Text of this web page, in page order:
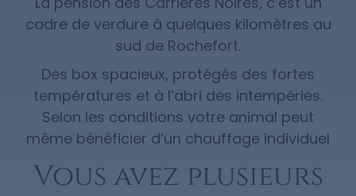
cadre de verdure à quelques kilomètres au
sud de Rochefort.
Des box spacieux, protégés des fortes
températures et à l’abri des intempéries.
Selon les conditions votre animal peut
même bénéficier d’un chauffage individuel
Vous avez plusieurs